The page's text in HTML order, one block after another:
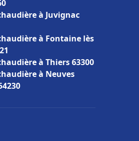
à Juvignac
à Fontaine lès
à Thiers 63300
à Neuves